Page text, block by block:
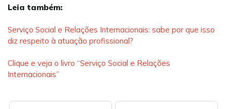
Leia também:
Serviço Social e Relações Internacionais: sabe por que isso
diz respeito à atuação profissional?
Clique e veja o livro “Serviço Social e Relações
Internacionais”